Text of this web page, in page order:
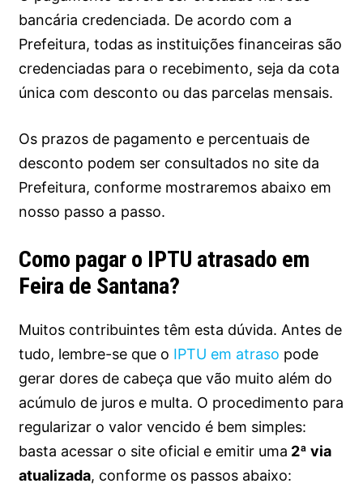
bancária credenciada. De acordo com a
Prefeitura, todas as instituições financeiras são
credenciadas para o recebimento, seja da cota
única com desconto ou das parcelas mensais.
Os prazos de pagamento e percentuais de
desconto podem ser consultados no site da
Prefeitura, conforme mostraremos abaixo em
nosso passo a passo.
Como pagar o IPTU atrasado em
Feira de Santana?
Muitos contribuintes têm esta dúvida. Antes de
tudo, lembre-se que o IPTU em atraso pode
gerar dores de cabeça que vão muito além do
acúmulo de juros e multa. O procedimento para
regularizar o valor vencido é bem simples:
basta acessar o site oficial e emitir uma 2ª via
atualizada, conforme os passos abaixo: